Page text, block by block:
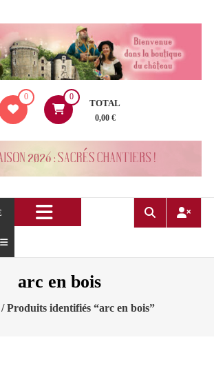
0 0
TOTAL
0,00 €
arc en bois
/ Produits identifiés “arc en bois”